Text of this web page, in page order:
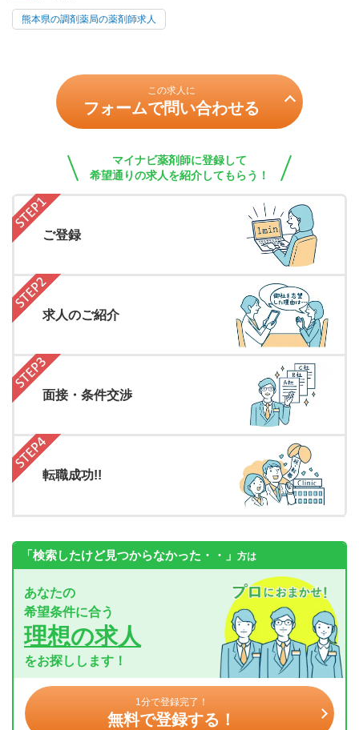
熊本県の調剤薬局の薬剤師求人
この求人に
フォームで問い合わせる
マイナビ薬剤師に登録して
希望通りの求人を紹介してもらう！
ご登録
求人のご紹介
面接・条件交渉
転職成功!!
「検索したけど見つからなかった・・」 方は
あなたの
希望条件に合う
理想の求人
をお探しします！
1分で登録完了！
無料で登録する！